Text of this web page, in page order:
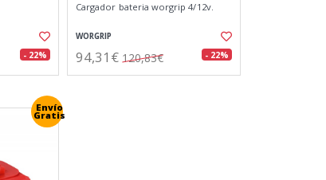
- 22%
Cargador bateria worgrip 4/12v.
WORGRIP
94,31€ 120,83€ - 22%
Envío
Gratis